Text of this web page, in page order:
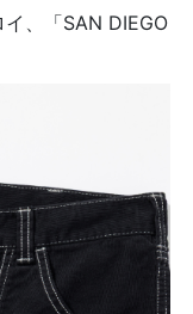
、「SAN DIEGO